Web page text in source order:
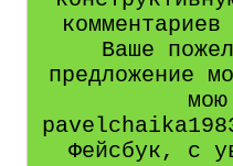
Ваше
предложение
Фейсбук, с